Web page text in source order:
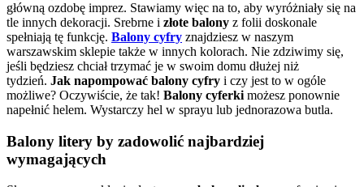
główną ozdobę imprez. Stawiamy więc na to, aby wyróżniały się na
tle innych dekoracji. Srebrne i złote balony z folii doskonale
spełniają tę funkcję. Balony cyfry znajdziesz w naszym
warszawskim sklepie także w innych kolorach. Nie zdziwimy się,
jeśli będziesz chciał trzymać je w swoim domu dłużej niż
tydzień. Jak napompować balony cyfry i czy jest to w ogóle
możliwe? Oczywiście, że tak! Balony cyferki możesz ponownie
napełnić helem. Wystarczy hel w sprayu lub jednorazowa butla.
Balony litery by zadowolić najbardziej
wymagających